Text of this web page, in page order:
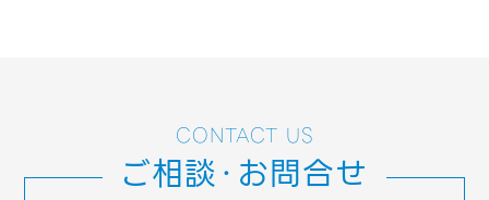
CONTACT US
ご相談・お問合せ